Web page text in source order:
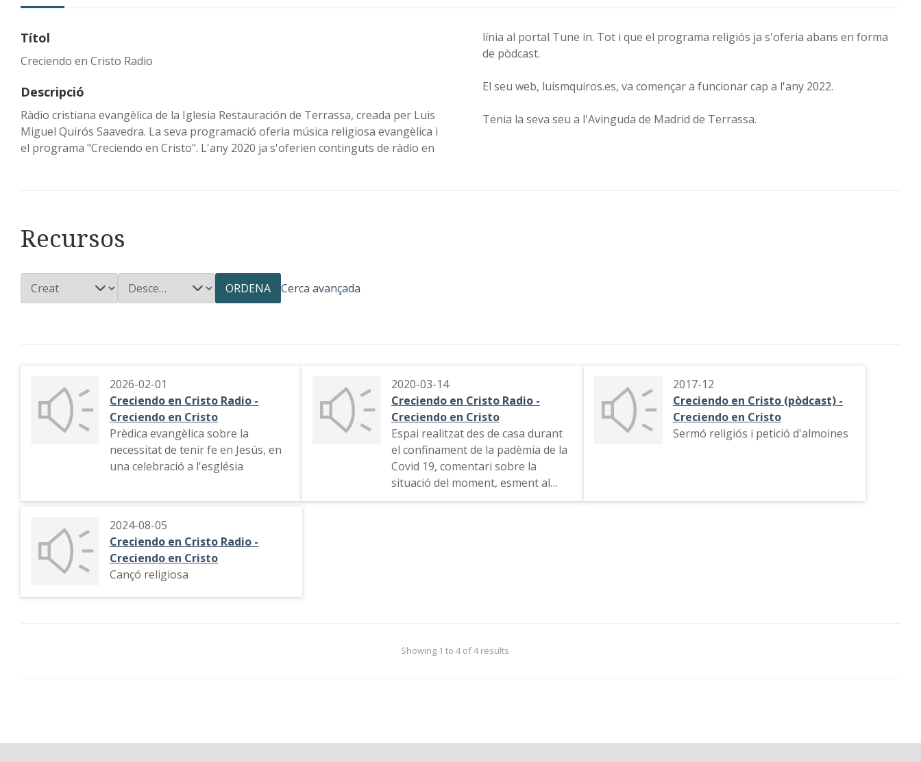
Títol
Creciendo en Cristo Radio
Descripció
Ràdio cristiana evangèlica de la Iglesia Restauración de Terrassa, creada per Luis
Miguel Quirós Saavedra. La seva programació oferia música religiosa evangèlica i
el programa "Creciendo en Cristo". L'any 2020 ja s'oferien continguts de ràdio en
línia al portal Tune in. Tot i que el programa religiós ja s'oferia abans en forma
de pòdcast.
El seu web, luismquiros.es, va començar a funcionar cap a l'any 2022.
Tenia la seva seu a l'Avinguda de Madrid de Terrassa.
Recursos
ORDENA Cerca avançada
2026-02-01
Creciendo en Cristo Radio -
Creciendo en Cristo
Prèdica evangèlica sobre la
necessitat de tenir fe en Jesús, en
una celebració a l'església
2020-03-14
Creciendo en Cristo Radio -
Creciendo en Cristo
Espai realitzat des de casa durant
el confinament de la padèmia de la
Covid 19, comentari sobre la
situació del moment, esment al
canal radiofònic a Tune in
2017-12
Creciendo en Cristo (pòdcast) -
Creciendo en Cristo
Sermó religiós i petició d'almoines
2024-08-05
Creciendo en Cristo Radio -
Creciendo en Cristo
Cançó religiosa
Showing 1 to 4 of 4 results